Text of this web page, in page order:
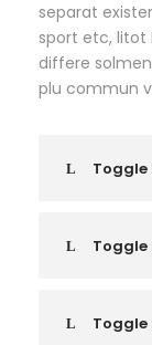
separat
sport etc, litot
differe
plu commun
Toggle
Toggle
Toggle